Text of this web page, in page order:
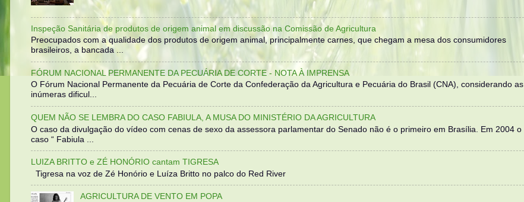
Inspeção Sanitária de produtos de origem animal em discussão na Comissão de Agricultura
Preocupados com a qualidade dos produtos de origem animal, principalmente carnes, que chegam a mesa dos consumidores
brasileiros, a bancada ...
FÓRUM NACIONAL PERMANENTE DA PECUÁRIA DE CORTE - NOTA À IMPRENSA
O Fórum Nacional Permanente da Pecuária de Corte da Confederação da Agricultura e Pecuária do Brasil (CNA), considerando as
inúmeras dificul...
QUEM NÃO SE LEMBRA DO CASO FABIULA, A MUSA DO MINISTÉRIO DA AGRICULTURA
O caso da divulgação do vídeo com cenas de sexo da assessora parlamentar do Senado não é o primeiro em Brasília. Em 2004 o
caso “ Fabiula ...
LUIZA BRITTO e ZÉ HONÓRIO cantam TIGRESA
Tigresa na voz de Zé Honório e Luíza Britto no palco do Red River
AGRICULTURA DE VENTO EM POPA